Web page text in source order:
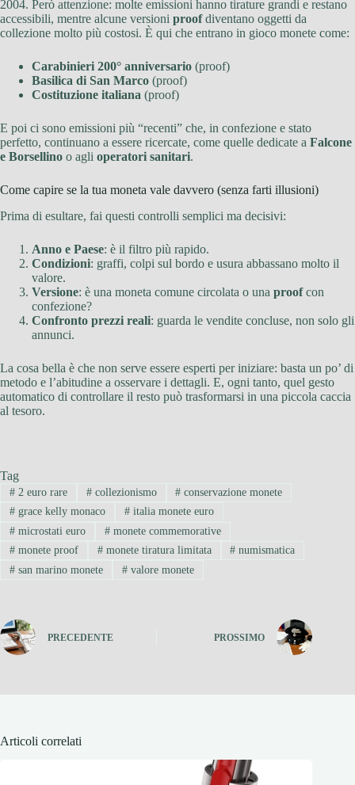
2004. Però attenzione: molte emissioni hanno tirature grandi e restano
accessibili, mentre alcune versioni proofdiventano oggetti da
collezione molto più costosi. È qui che entrano in gioco monete come:
Carabinieri 200° anniversario (proof)
Basilica di San Marco (proof)
Costituzione italiana (proof)
E poi ci sono emissioni più “recenti” che, in confezione e stato
perfetto, continuano a essere ricercate, come quelle dedicate a Falcone
e Borsellino o agli operatori sanitari.
Come capire se la tua moneta vale davvero (senza farti illusioni)
Prima di esultare, fai questi controlli semplici ma decisivi:
Anno e Paese: è il filtro più rapido.
Condizioni: graffi, colpi sul bordo e usura abbassano molto il
valore.
Versione: è una moneta comune circolata o una proofcon
confezione?
Confronto prezzi reali: guarda le vendite concluse, non solo gli
annunci.
La cosa bella è che non serve essere esperti per iniziare: basta un po’ di
metodo e l’abitudine a osservare i dettagli. E, ogni tanto, quel gesto
automatico di controllare il resto può trasformarsi in una piccola caccia
al tesoro.
Tag
#2 euro rare #collezionismo # conservazione monete
#grace kelly monaco #italia monete euro
#microstati euro #monete commemorative
#monete proof #monete tiratura limitata # numismatica
#san marino monete #valore monete
PRECEDENTE PROSSIMO
Articoli correlati